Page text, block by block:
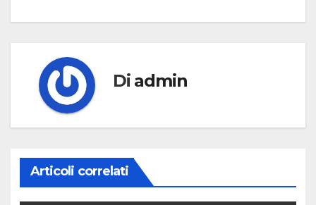
Di admin
Articoli correlati